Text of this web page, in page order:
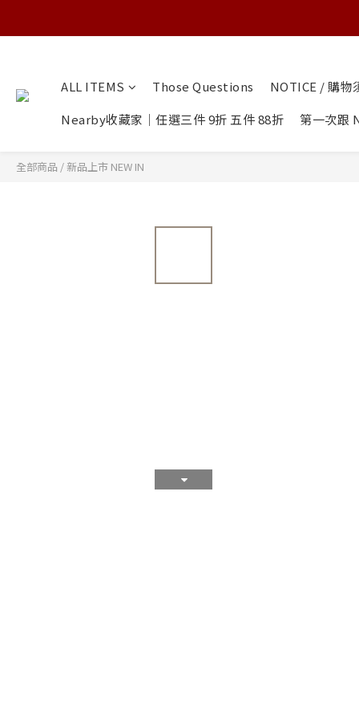
ALL ITEMS Those Questions
NOTICE / 購物
Nearby收藏家｜任選三件 9折 五件 88折
第一次跟
全部商品 /新品上市 NEW IN